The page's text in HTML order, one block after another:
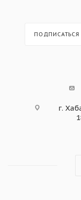
ПОДПИСАТЬСЯ
г.